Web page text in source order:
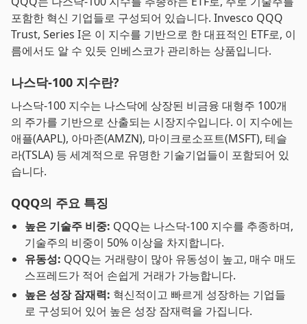
포함한 혁신 기업들로 구성되어 있습니다. Invesco QQQ
Trust, Series I은 이 지수를 기반으로 한 대표적인 ETF로, 이
름에서도 알 수 있듯 인베스코가 관리하는 상품입니다.
나스닥-100 지수란?
나스닥-100 지수는 나스닥에 상장된 비금융 대형주 100개
의 주가를 기반으로 산출되는 시장지수입니다. 이 지수에는
애플(AAPL), 아마존(AMZN), 마이크로소프트(MSFT), 테슬
라(TSLA) 등 세계적으로 유명한 기술기업들이 포함되어 있
습니다.
QQQ의 주요 특징
높은 기술주 비중: QQQ는 나스닥-100 지수를 추종하며,
기술주의 비중이 50% 이상을 차지합니다.
유동성: QQQ는 거래량이 많아 유동성이 높고, 매수 매도
스프레드가 적어 손쉽게 거래가 가능합니다.
높은 성장 잠재력: 혁신적이고 빠르게 성장하는 기업들
로 구성되어 있어 높은 성장 잠재력을 가집니다.